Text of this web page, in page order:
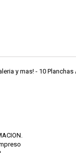
y mas! - 10